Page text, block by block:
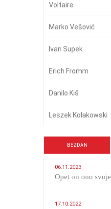
Voltaire
Marko Vešović
Ivan Supek
Erich Fromm
Danilo Kiš
Leszek Kołakowski
BEZDAN
06.11.2023
​Opet on ono svoje
17.10.2022